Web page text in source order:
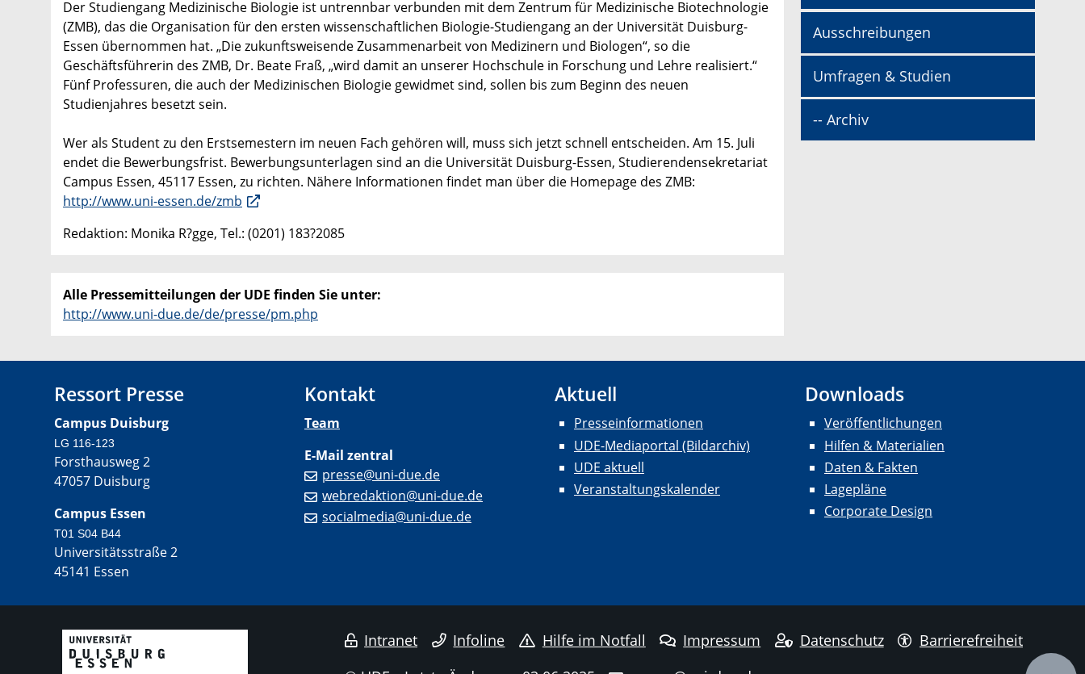
Der Studiengang Medizinische Biologie ist untrennbar verbunden mit dem Zentrum für Medizinische Biotechnologie
(ZMB), das die Organisation für den ersten wissenschaftlichen Biologie-Studiengang an der Universität Duisburg-
Essen übernommen hat. „Die zukunftsweisende Zusammenarbeit von Medizinern und Biologen“, so die
Geschäftsführerin des ZMB, Dr. Beate Fraß, „wird damit an unserer Hochschule in Forschung und Lehre realisiert.“
Fünf Professuren, die auch der Medizinischen Biologie gewidmet sind, sollen bis zum Beginn des neuen
Studienjahres besetzt sein.
Wer als Student zu den Erstsemestern im neuen Fach gehören will, muss sich jetzt schnell entscheiden. Am 15. Juli
endet die Bewerbungsfrist. Bewerbungsunterlagen sind an die Universität Duisburg-Essen, Studierendensekretariat
Campus Essen, 45117 Essen, zu richten. Nähere Informationen findet man über die Homepage des ZMB:
http://www.uni-essen.de/zmb
Redaktion: Monika R?gge, Tel.: (0201) 183?2085
Alle Pressemitteilungen der UDE finden Sie unter:
http://www.uni-due.de/de/presse/pm.php
Ausschreibungen
Umfragen & Studien
-- Archiv
Ressort Presse
Campus Duisburg
LG 116-123
Forsthausweg 2
47057 Duisburg
Campus Essen
T01 S04 B44
Universitätsstraße 2
45141 Essen
Kontakt
Team
E-Mail zentral
presse@uni-due.de
webredaktion@uni-due.de
socialmedia@uni-due.de
Aktuell
Presseinformationen
UDE-Mediaportal (Bildarchiv)
UDE aktuell
Veranstaltungskalender
Downloads
Veröffentlichungen
Hilfen & Materialien
Daten & Fakten
Lagepläne
Corporate Design
Intranet Infoline Hilfe im Notfall Impressum Datenschutz
Barrierefreiheit